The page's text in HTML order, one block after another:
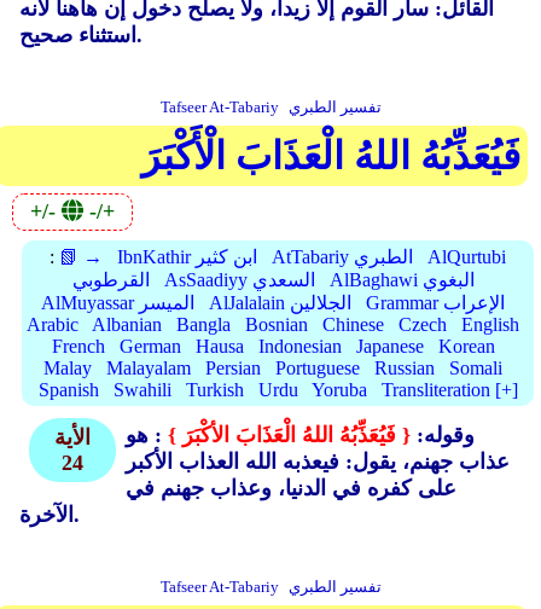
القائل: سار القوم إلا زيدا، ولا يصلح دخول إن هاهنا لأنه
استثناء صحيح.
Tafseer At-Tabariy تفسير الطبري
فَيُعَذِّبُهُ اللهُ الْعَذَابَ الْأَكْبَرَ
+/- -/+
: 📗 → IbnKathir ابن كثير AtTabariy الطبري
AlQurtubi
القرطوبي
AsSaadiyy السعدي
AlBaghawi البغوي
AlMuyassar الميسر
AlJalalain الجلالين
Grammar الإعراب
Arabic
Albanian Bangla Bosnian Chinese Czech
English
French
German Hausa Indonesian Japanese
Korean
Malay
Malayalam Persian Portuguese Russian
Somali
Spanish
Swahili Turkish Urdu Yoruba Transliteration [+]
الأية
24
وقوله: { فَيُعَذِّبُهُ اللهُ الْعَذَابَ الأكْبَرَ } : هو
عذاب جهنم، يقول: فيعذبه الله العذاب الأكبر
على كفره في الدنيا، وعذاب جهنم في
الآخرة.
Tafseer At-Tabariy تفسير الطبري